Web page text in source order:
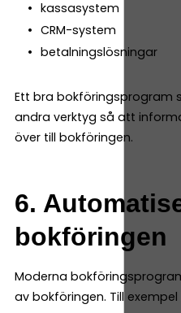
kassasystem
CRM-system
betalningslösningar
Ett bra bokföringsprogram
andra verktyg så att
över till bokföringen.
6.
bokföringen
Moderna
av bokföringen. Till